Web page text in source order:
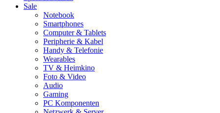
Sale
Notebook
Smartphones
Computer & Tablets
Peripherie & Kabel
Handy & Telefonie
Wearables
TV & Heimkino
Foto & Video
Audio
Gaming
PC Komponenten